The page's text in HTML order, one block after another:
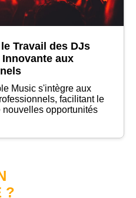
Travail des DJs
aux
Music s'intègre aux
facilitant le
nouvelles opportunités
?